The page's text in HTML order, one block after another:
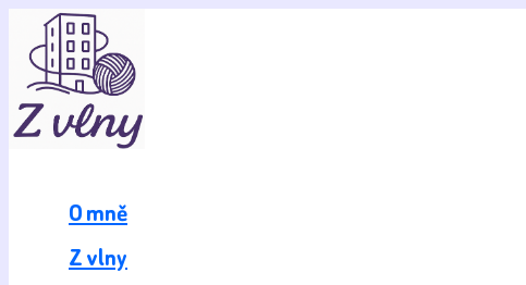
Přeskočit
na
obsah
O mně
Z vlny